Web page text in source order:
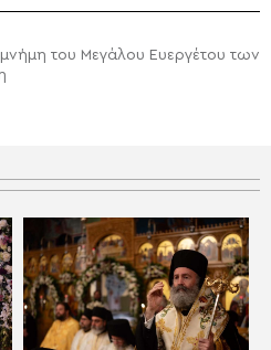
του Μεγάλου Ευεργέτου των